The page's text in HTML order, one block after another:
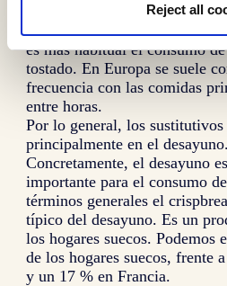
Reject all
El crispbread sigue siendo
del centro y el norte de
es más habitual el consumo
tostado. En Europa se suele
frecuencia con las comidas
entre horas.
Por lo general, los sustitutivos
principalmente en el desayuno.
Concretamente, el desayuno
importante para el consumo
términos generales el
típico del desayuno. Es un
los hogares suecos. Podemos
de los hogares suecos, frente
y un 17 % en Francia.